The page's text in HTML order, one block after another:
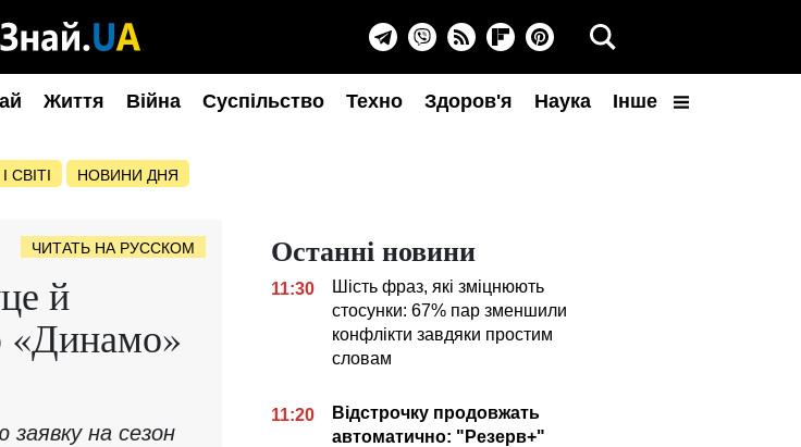
Життя Війна Суспільство Техно Здоров'я Наука Інше
СВІТІ НОВИНИ ДНЯ
ЧИТАТЬ НА РУССКОМ
й
«Динамо»
заявку на сезон
Останні новини
11:30
Шість фраз, які зміцнюють
стосунки: 67% пар зменшили
конфлікти завдяки простим
словам
11:20
Відстрочку продовжать
автоматично: "Резерв+"